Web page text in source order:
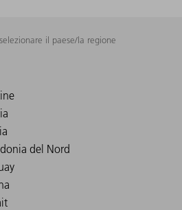
il paese/la regione